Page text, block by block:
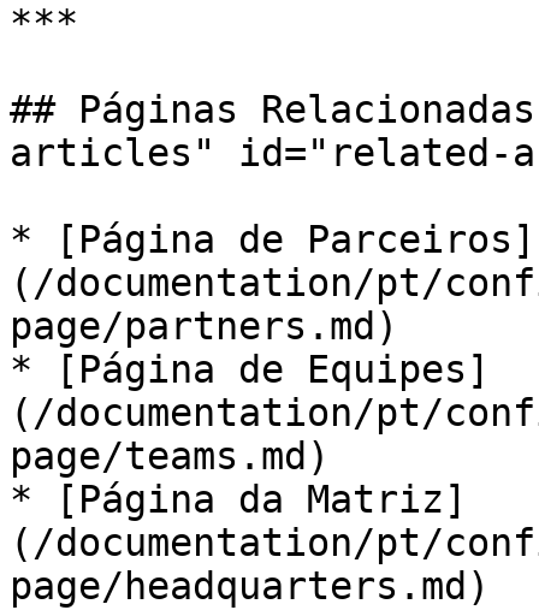
***
## Páginas
articles" id="related-
* [Página de Parceiros]
(/documentation/pt/
page/partners.md)
* [Página de Equipes]
(/documentation/pt/
page/teams.md)
* [Página da Matriz]
(/documentation/pt/
page/headquarters.md)